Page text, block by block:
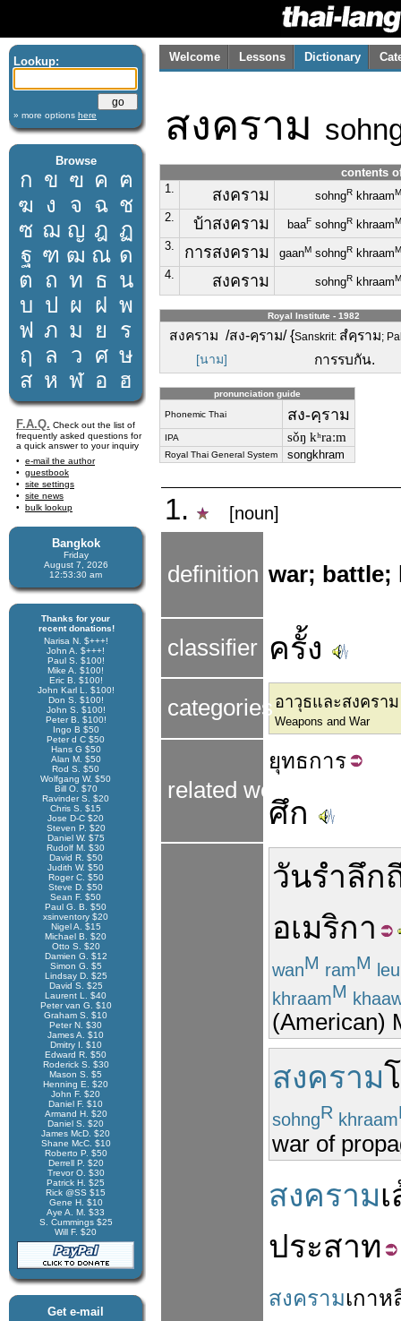
Lookup:
» more options here
Browse
ก ข ฃ ค ฅ
ฆ ง จ ฉ ช
ซ ฌ ญ ฎ ฏ
ฐ ฑ ฒ ณ ด
ต ถ ท ธ น
บ ป ผ ฝ พ
ฟ ภ ม ย
ร
ฤ
ล ว ศ ษ
ส ห ฬ อ ฮ
F.A.Q. Check out the list of
frequently asked questions for
a quick answer to your inquiry
e-mail the author
guestbook
site settings
site news
bulk lookup
Bangkok
Friday
August 7, 2026
12:53:31 am
Thanks for your
recent donations!
Narisa N. $+++!
John A. $+++!
Paul S. $100!
Mike A. $100!
Eric B. $100!
John Karl L. $100!
Don S. $100!
John S. $100!
Peter B. $100!
Ingo B $50
Peter d C $50
Hans G $50
Alan M. $50
Rod S. $50
Wolfgang W. $50
Bill O. $70
Ravinder S. $20
Chris S. $15
Jose D-C $20
Steven P. $20
Daniel W. $75
Rudolf M. $30
David R. $50
Judith W. $50
Roger C. $50
Steve D. $50
Sean F. $50
Paul G. B. $50
xsinventory $20
Nigel A. $15
Michael B. $20
Otto S. $20
Damien G. $12
Simon G. $5
Lindsay D. $25
David S. $25
Laurent L. $40
Peter van G. $10
Graham S. $10
Peter N. $30
James A. $10
Dmitry I. $10
Edward R. $50
Roderick S. $30
Mason S. $5
Henning E. $20
John F. $20
Daniel F. $10
Armand H. $20
Daniel S. $20
James McD. $20
Shane McC. $10
Roberto P. $50
Derrell P. $20
Trevor O. $30
Patrick H. $25
Rick @SS $15
Gene H. $10
Aye A. M. $33
S. Cummings $25
Will F. $20
Get e-mail
Welcome Lessons Dictionary
สงคราม
contents
1.
สงคราม sohngR khraamM
2. บ้าสงคราม baaF sohngR khraamM
3. การสงคราม gaanM sohngR khraamM
4. สงคราม sohngR khraamM
Royal Institute - 1982
สงคราม /สง-คฺราม/ {Sanskrit: สํคฺราม;
[นาม] การรบกัน.
pronunciation guide
Phonemic Thai สง-คฺราม
IPA sǒŋ kʰraːm
Royal Thai General System songkhram
1. [noun]
definition war;
classifier ครั้ง
categories อาวุธและสงคราม
Weapons and War
related words
ยุทธการ
ศึก
วันรำลึก
อเมริกา
wanM ramM
khraamM
(American)
สงคราม
sohngR khraam
war of
สงคราม
ประสาท
สงครามเกาห